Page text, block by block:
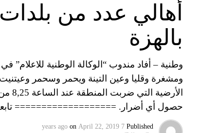
أهالي عدد من
بالهزة
وطنية – أفاد مندوب “الوكالة الوطنية
ومشغرة وقليا وعين التينة ويحمر وسحمر
حصول أي أضرار. ===================
Published
7 years ago
on April 22, 2019